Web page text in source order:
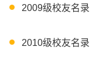
2009级校友名录
2010级校友名录